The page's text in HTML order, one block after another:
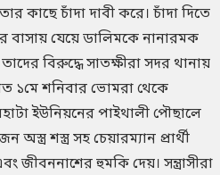
কাছে চাঁদা দাবী করে। চাঁদা দিতে
বাসায় যেয়ে ডালিমকে নানারমক
বিরুদ্ধে সাতক্ষীরা সদর থানায়
১মে শনিবার ভোমরা থেকে
ইউনিয়নের পাইথালী পৌছালে
শস্ত্র সহ চেয়ারম্যান প্রার্থী
হুমকি দেয়। সন্ত্রাসীরা